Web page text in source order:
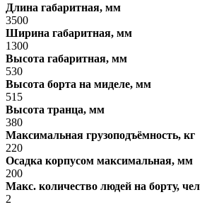
Длина габаритная, мм
3500
Ширина габаритная, мм
1300
Высота габаритная, мм
530
Высота борта на миделе, мм
515
Высота транца, мм
380
Максимальная грузоподъёмность, кг
220
Осадка корпусом максимальная, мм
200
Макс. количество людей на борту, чел
2